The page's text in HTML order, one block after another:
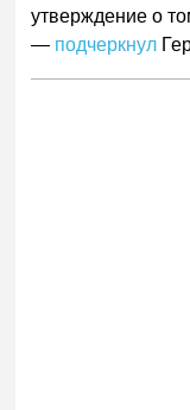
утверждение о
— подчеркнул